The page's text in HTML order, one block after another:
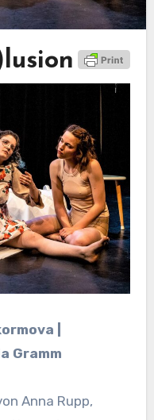
|
Gramm
Anna Rupp,